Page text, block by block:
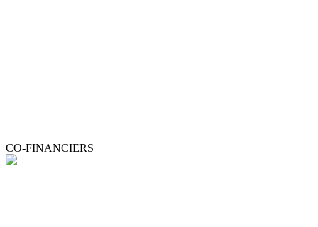
CO-FINANCIERS